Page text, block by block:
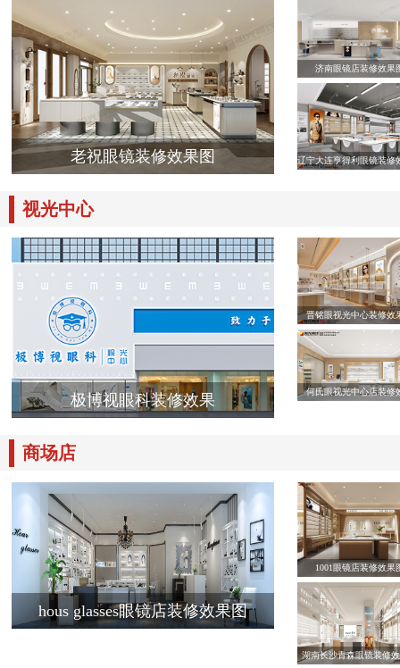
老祝眼镜装修效果图
济南眼镜店装修效果
辽宁大连亨得利眼镜装修
视光中心
极博视眼科装修效果
晋铭眼视光中心装修效
何氏眼视光中心店装修
商场店
hous glasses眼镜店装修效果图
1001眼镜店装修效果
湖南长沙青森眼镜装修